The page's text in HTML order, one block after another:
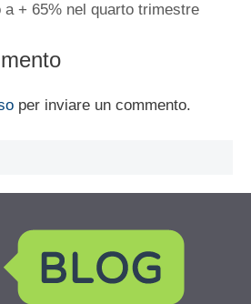
a + 65% nel quarto trimestre
per inviare un commento.